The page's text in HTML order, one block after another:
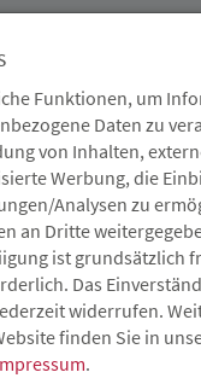
Funktionen, um
Daten zu
von Inhalten,
Werbung, die
Analysen zu
an Dritte
ist grundsätzlich
Das
widerrufen.
finden Sie in
.